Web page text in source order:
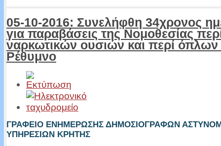
05-10-2016: Συνελήφθη 34χρονος
για παραβάσεις της Νομοθεσίας
ναρκωτικών ουσιών και περί όπλων
Ρέθυμνο
ΓΡΑΦΕΙΟ ΕΝΗΜΕΡΩΣΗΣ ΔΗΜΟΣΙΟΓΡΑΦΩΝ
ΥΠΗΡΕΣΙΩΝ ΚΡΗΤΗΣ